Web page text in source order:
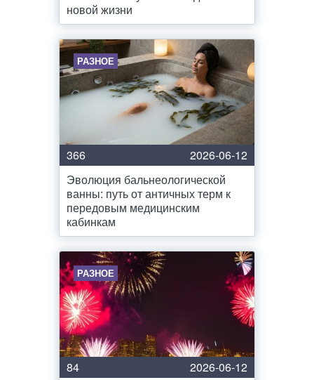
новой жизни
РАЗНОЕ
366
2026-06-12
Эволюция бальнеологической
ванны: путь от античных терм к
передовым медицинским
кабинкам
РАЗНОЕ
84
2026-06-12